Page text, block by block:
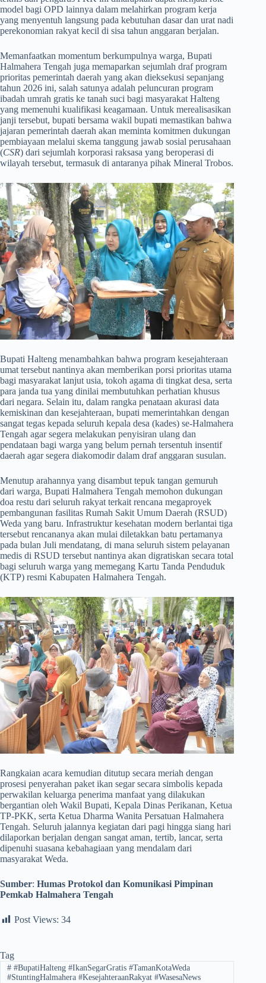
model bagi OPD lainnya dalam melahirkan program kerja
yang menyentuh langsung pada kebutuhan dasar dan urat nadi
perekonomian rakyat kecil di sisa tahun anggaran berjalan.
​Memanfaatkan momentum berkumpulnya warga, Bupati
Halmahera Tengah juga memaparkan sejumlah draf program
prioritas pemerintah daerah yang akan dieksekusi sepanjang
tahun 2026 ini, salah satunya adalah peluncuran program
ibadah umrah gratis ke tanah suci bagi masyarakat Halteng
yang memenuhi kualifikasi keagamaan. Untuk merealisasikan
janji tersebut, bupati bersama wakil bupati memastikan bahwa
jajaran pemerintah daerah akan meminta komitmen dukungan
pembiayaan melalui skema tanggung jawab sosial perusahaan
(CSR) dari sejumlah korporasi raksasa yang beroperasi di
wilayah tersebut, termasuk di antaranya pihak Mineral Trobos.
​Bupati Halteng menambahkan bahwa program kesejahteraan
umat tersebut nantinya akan memberikan porsi prioritas utama
bagi masyarakat lanjut usia, tokoh agama di tingkat desa, serta
para janda tua yang dinilai membutuhkan perhatian khusus
dari negara. Selain itu, dalam rangka penataan akurasi data
kemiskinan dan kesejahteraan, bupati memerintahkan dengan
sangat tegas kepada seluruh kepala desa (kades) se-Halmahera
Tengah agar segera melakukan penyisiran ulang dan
pendataan bagi warga yang belum pernah tersentuh insentif
daerah agar segera diakomodir dalam draf anggaran susulan.
​Menutup arahannya yang disambut tepuk tangan gemuruh
dari warga, Bupati Halmahera Tengah memohon dukungan
doa restu dari seluruh rakyat terkait rencana megaproyek
pembangunan fasilitas Rumah Sakit Umum Daerah (RSUD)
Weda yang baru. Infrastruktur kesehatan modern berlantai tiga
tersebut rencananya akan mulai diletakkan batu pertamanya
pada bulan Juli mendatang, di mana seluruh sistem pelayanan
medis di RSUD tersebut nantinya akan digratiskan secara total
bagi seluruh warga yang memegang Kartu Tanda Penduduk
(KTP) resmi Kabupaten Halmahera Tengah.
​Rangkaian acara kemudian ditutup secara meriah dengan
prosesi penyerahan paket ikan segar secara simbolis kepada
perwakilan keluarga penerima manfaat yang dilakukan
bergantian oleh Wakil Bupati, Kepala Dinas Perikanan, Ketua
TP-PKK, serta Ketua Dharma Wanita Persatuan Halmahera
Tengah. Seluruh jalannya kegiatan dari pagi hingga siang hari
dilaporkan berjalan dengan sangat aman, tertib, lancar, serta
dipenuhi suasana kebahagiaan yang mendalam dari
masyarakat Weda.
Sumber: Humas Protokol dan Komunikasi Pimpinan
Pemkab Halmahera Tengah
Post Views: 34
Tag
##BupatiHalteng #IkanSegarGratis #TamanKotaWeda
#StuntingHalmahera #KesejahteraanRakyat #WasesaNews